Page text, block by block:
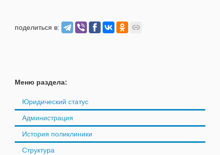
поделиться в:
Меню раздела:
Юридический статус
Администрация
История поликлиники
Структура